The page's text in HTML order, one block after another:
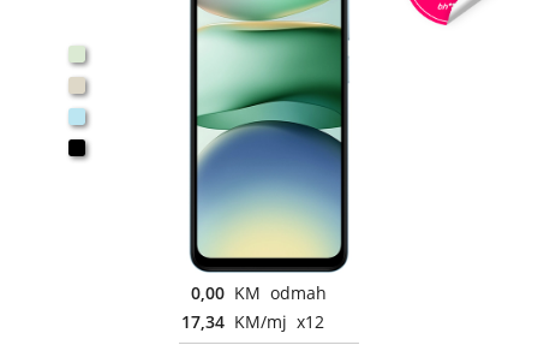
0,00 KM odmah
17,34 KM/mj x12